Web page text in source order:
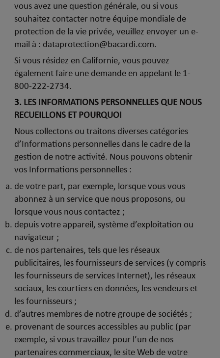
vous avez une question générale, ou si vous
souhaitez contacter notre équipe mondiale de
protection de la vie privée, veuillez envoyer un e-
mail à : dataprotection@bacardi.com.
Si vous résidez en Californie, vous pouvez
également faire une demande en appelant le 1-
800-222-2734.
3. LES INFORMATIONS PERSONNELLES QUE NOUS
RECUEILLONS ET POURQUOI
Nous collectons ou traitons diverses catégories
d’Informations personnelles dans le cadre de la
gestion de notre activité. Nous pouvons obtenir
vos Informations personnelles :
de votre part, par exemple, lorsque vous vous
abonnez à un service que nous proposons, ou
lorsque vous nous contactez ;
depuis votre appareil, système d’exploitation ou
navigateur ;
de nos partenaires, tels que les réseaux
publicitaires, les fournisseurs de services (y compris
les fournisseurs de services Internet), les réseaux
sociaux, les courtiers en données, les vendeurs et
les fournisseurs ;
d’autres membres de notre groupe de sociétés ;
provenant de sources accessibles au public (par
exemple, si vous travaillez pour l’un de nos
partenaires commerciaux, le site Web de votre